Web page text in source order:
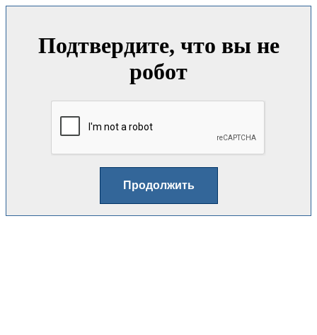
Подтвердите, что вы не
робот
Продолжить